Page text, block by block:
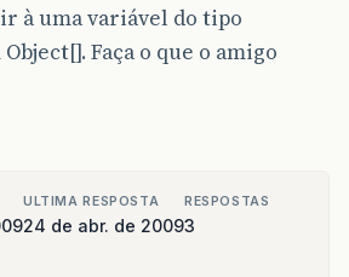
à uma variável do tipo
Faça o que o amigo
ULTIMA RESPOSTA
24 de abr. de 2009
RESPOSTAS
3